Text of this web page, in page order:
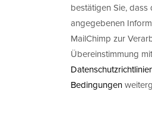
bestätigen Sie, dass
angegebenen
MailChimp zur
Übereinstimmung
Bedingungen